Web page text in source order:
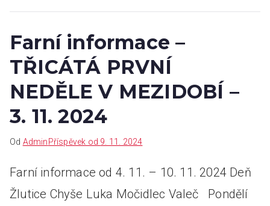
Farní informace –
TŘICÁTÁ PRVNÍ
NEDĚLE V MEZIDOBÍ –
3. 11. 2024
Od AdminPříspěvek od 9. 11. 2024
Farní informace od 4. 11. – 10. 11. 2024 Deň
Žlutice Chyše Luka Močidlec Valeč Pondělí